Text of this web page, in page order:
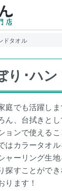
ドタオル
り･ハ
庭でも活躍し
ん、台拭きと
ョンで使える
はカラータオ
ャーリング生
探すことがで
ります！